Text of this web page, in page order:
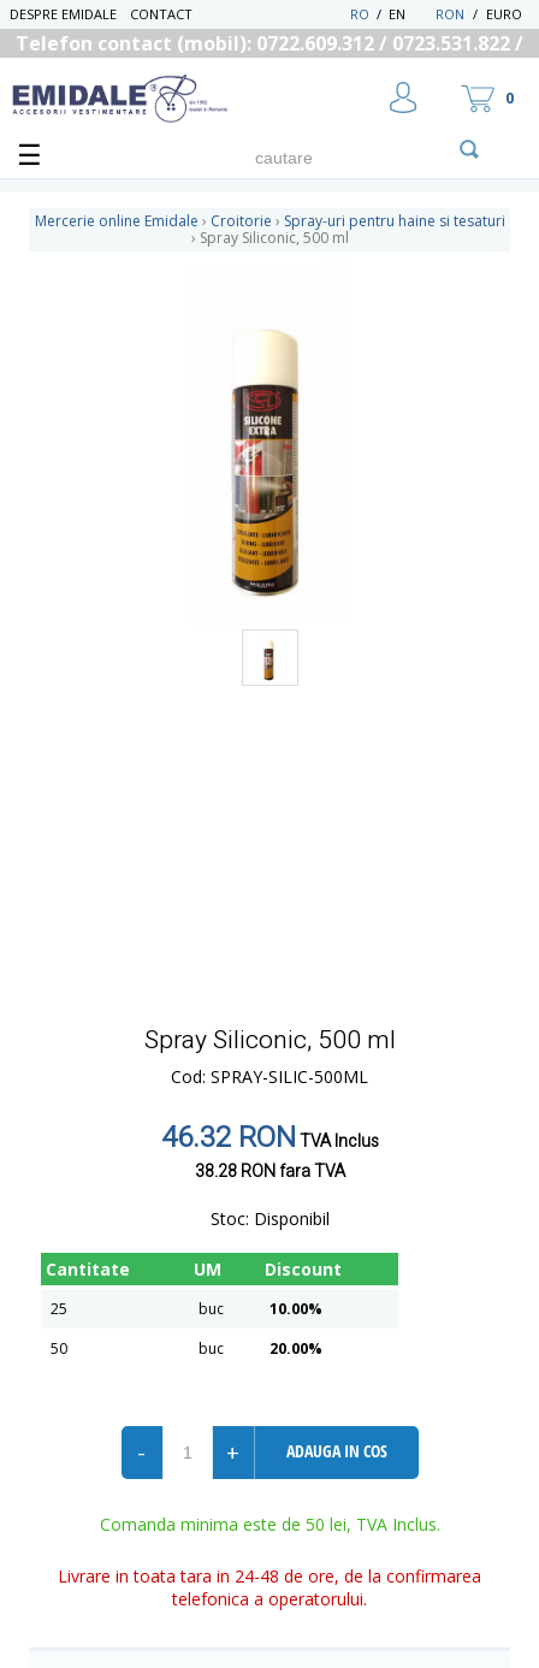
DESPRE EMIDALE CONTACT RON / EURO
EN
/
RO
Telefon contact (mobil): 0722.609.312 / 0723.531.822 /
0
Mercerie online Emidale › Croitorie › Spray-uri pentru haine si tesaturi
› Spray Siliconic, 500 ml
Spray Siliconic, 500 ml
Cod: SPRAY-SILIC-500ML
46.32 RONTVA Inclus
38.28 RONfara TVA
Stoc: Disponibil
Cantitate UM Discount
25 buc
10.00%
50
buc 20.00%
- + ADAUGA IN COS
Comanda minima este de 50 lei, TVA Inclus.
Livrare in toata tara in 24-48 de ore, de la confirmarea
telefonica a operatorului.